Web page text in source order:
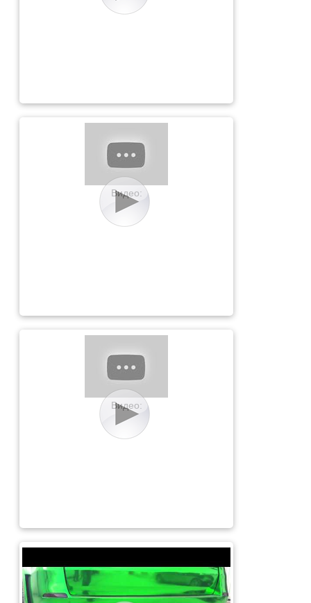
Видео:
Видео: